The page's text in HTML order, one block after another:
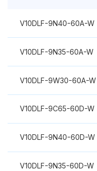
V10DLF-9N40-60A-W
V10DLF-9N35-60A-W
V10DLF-9W30-60A-W
V10DLF-9C65-60D-W
V10DLF-9N40-60D-W
V10DLF-9N35-60D-W